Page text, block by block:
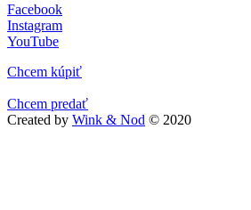
Facebook
Instagram
YouTube
Chcem kúpiť
Chcem predať
Created by Wink & Nod © 2020